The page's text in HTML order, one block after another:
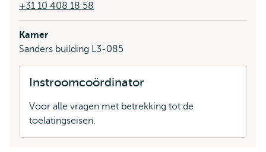
+31 10 408 18 58
Kamer
Sanders building L3-085
Instroomcoördinator
Voor alle vragen met betrekking tot de
toelatingseisen.